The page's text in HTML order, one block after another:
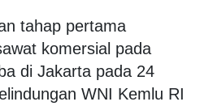
tahap pertama
komersial pada
di Jakarta pada 24
WNI Kemlu RI